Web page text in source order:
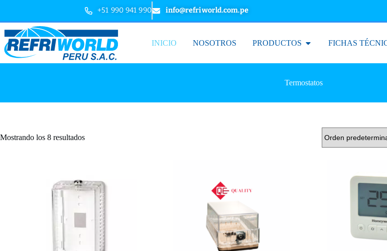
+51 990 941 990 info@refriworld.com.pe
INICIO NOSOTROS PRODUCTOS FICHAS
Termostatos
Mostrando los 8 resultados